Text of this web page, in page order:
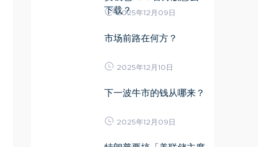
下载？
2025年12月09日
市场前路在何方？
2025年12月10日
下一波牛市的钱从哪来？
2025年12月09日